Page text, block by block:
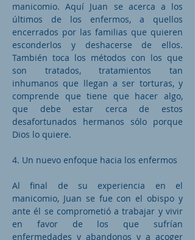
manicomio. Aquí Juan se acerca a los
últimos de los enfermos, a quellos
encerrados por las familias que quieren
esconderlos y deshacerse de ellos.
También toca los métodos con los que
son tratados, tratamientos tan
inhumanos que llegan a ser torturas, y
comprende que tiene que hacer algo,
que debe estar cerca de estos
desafortunados hermanos sólo porque
Dios lo quiere.
4. Un nuevo enfoque hacia los enfermos
Al final de su experiencia en el
manicomio, Juan se fue con el obispo y
ante él se comprometió a trabajar y vivir
en favor de los que sufrían
enfermedades y abandonos y a acoger